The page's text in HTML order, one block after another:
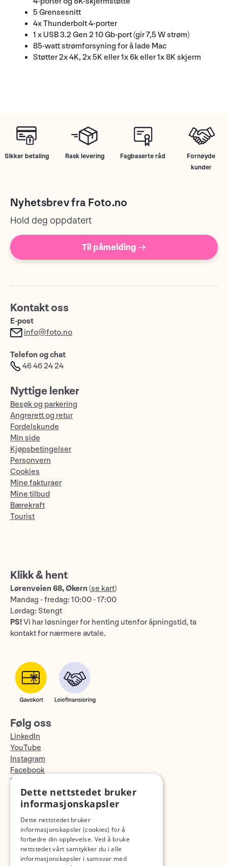
5 Grensesnitt
4x Thunderbolt 4-porter
1 x USB 3.2 Gen 2 10 Gb-port (gir 7,5 W strøm)
85-watt strømforsyning for å lade Mac
Støtter 2x 4K, 2x 5K eller 1x 6k eller 1x 8K skjerm
Sikker betaling Rask levering Fagbaserte råd
Fornøyde
kunder
Nyhetsbrev fra Foto.no
Hold deg oppdatert
Til påmelding →
Kontakt oss
E-post
info@foto.no
Telefon og chat
46 46 24 24
Nyttige lenker
Besøk og parkering
Angrerett og retur
Fordelskunde
Min side
Kjøpsbetingelser
Personvern
Cookies
Mine fakturaer
Mine tilbud
Bærekraft
Tourist
Klikk & hent
Lørenveien 68, Økern (se kart)
Mandag - fredag: 10:00 - 17:00
Lørdag: Stengt
PS!Vi har løsninger for henting utenfor åpningstid, ta
kontakt for nærmere avtale.
Følg oss
LinkedIn
YouTube
Instagram
Facebook
TikTok
Fotopodden
Dette nettstedet bruker
informasjonskapsler
Dette nettstedet bruker
informasjonskapsler (cookies) for å
forbedre din opplevelse. Ved å bruke
nettstedet vårt samtykker du i alle
informasjonskapsler i samsvar med